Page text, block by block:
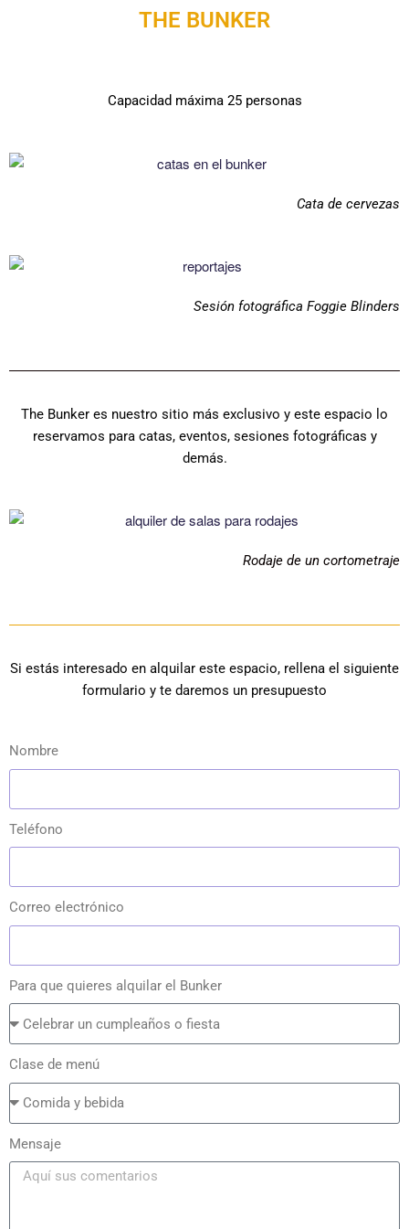
THE BUNKER
Capacidad máxima 25 personas
Cata de cervezas
Sesión fotográfica Foggie Blinders
The Bunker es nuestro sitio más exclusivo y este espacio lo
reservamos para catas, eventos, sesiones fotográficas y
demás.
Rodaje de un cortometraje
Si estás interesado en alquilar este espacio, rellena el siguiente
formulario y te daremos un presupuesto
Nombre
Teléfono
Correo electrónico
Para que quieres alquilar el Bunker
Clase de menú
Mensaje